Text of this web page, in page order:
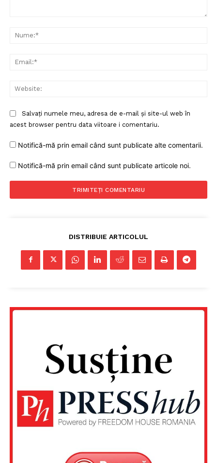
Un proiect
FREEDOM HOUSE ROMÂNIA
PRESShub
Proiecte editoriale
Salvați numele meu, adresa de e-mail și site-ul web în
acest browser pentru data viitoare i comentariu.
Notifică-mă prin email când sunt publicate alte comentarii.
Notifică-mă prin email când sunt publicate articole noi.
DISTRIBUIE ARTICOLUL